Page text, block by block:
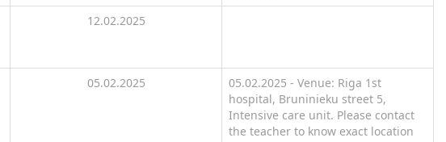
12.02.2025
05.02.2025
05.02.2025 - Venue: Riga 1st
hospital, Bruninieku street 5,
Intensive care unit. Please contact
the teacher to know exact location